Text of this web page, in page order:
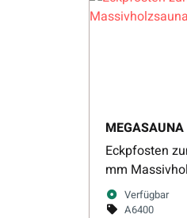
MEGASAUNA
Eckpfosten
mm
EspeVerfügbar
A6400